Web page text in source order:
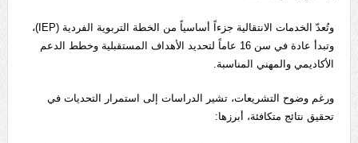
وتُعدّ الخدمات الانتقالية جزءاً أساسياً من الخطة التربوية الفردية (IEP)،
وتبدأ عادة في سن 16 عاماً لتحديد الأهداف المستقبلية وخطط الدعم
الأكاديمي والمهني المناسبة.
ورغم وضوح التشريعات، تشير الدراسات إلى استمرار التحديات في
تحقيق نتائج متكافئة، أبرزها: